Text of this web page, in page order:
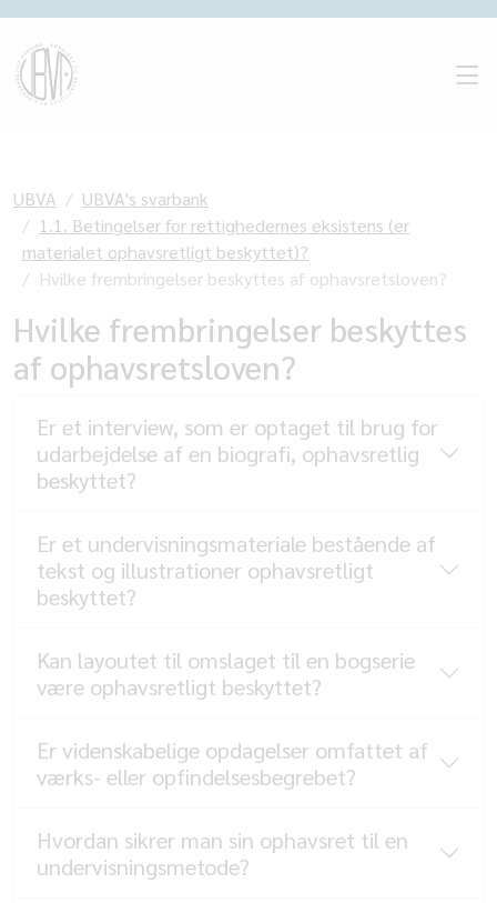
UBVA
UBVA's svarbank
1.1. Betingelser for rettighedernes eksistens (er
materialet ophavsretligt beskyttet)?
Hvilke frembringelser beskyttes af ophavsretsloven?
Hvilke frembringelser beskyttes
af ophavsretsloven?
Er et interview, som er optaget til brug for
udarbejdelse af en biografi, ophavsretlig
beskyttet?
Er et undervisningsmateriale bestående af
tekst og illustrationer ophavsretligt
beskyttet?
Kan layoutet til omslaget til en bogserie
være ophavsretligt beskyttet?
Er videnskabelige opdagelser omfattet af
værks- eller opfindelsesbegrebet?
Hvordan sikrer man sin ophavsret til en
undervisningsmetode?